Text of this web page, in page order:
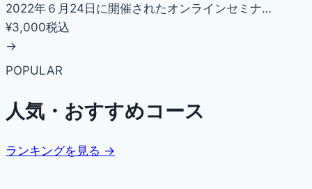
2022年６月24日に開催されたオンラインセミナ…
¥3,000税込
→
POPULAR
人気・おすすめコース
ランキングを見る →